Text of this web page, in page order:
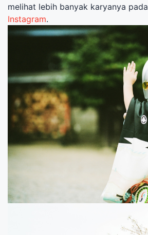
melihat lebih banyak karyanya pada
Instagram.